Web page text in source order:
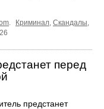
Криминал Скандалы
перед
предстанет